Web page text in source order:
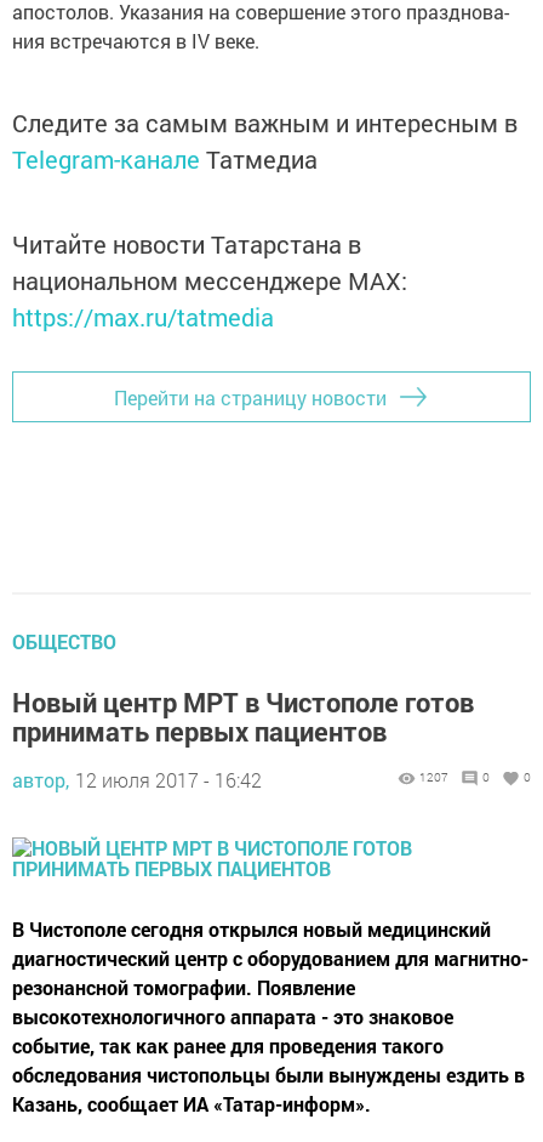
апо­сто­лов. Ука­за­ния на со­вер­ше­ние это­го празд­но­ва­
ния встре­ча­ют­ся в IV ве­ке.
Следите за самым важным и интересным в
Telegram-канале Татмедиа
Читайте новости Татарстана в
национальном мессенджере MАХ:
https://max.ru/tatmedia
Перейти на страницу новости
ОБЩЕСТВО
Новый центр МРТ в Чистополе готов
принимать первых пациентов
автор, 12 июля 2017 - 16:42 1207 0 0
В Чистополе сегодня открылся новый медицинский
диагностический центр с оборудованием для магнитно-
резонансной томографии. Появление
высокотехнологичного аппарата - это знаковое
событие, так как ранее для проведения такого
обследования чистопольцы были вынуждены ездить в
Казань, сообщает ИА «Татар-информ».